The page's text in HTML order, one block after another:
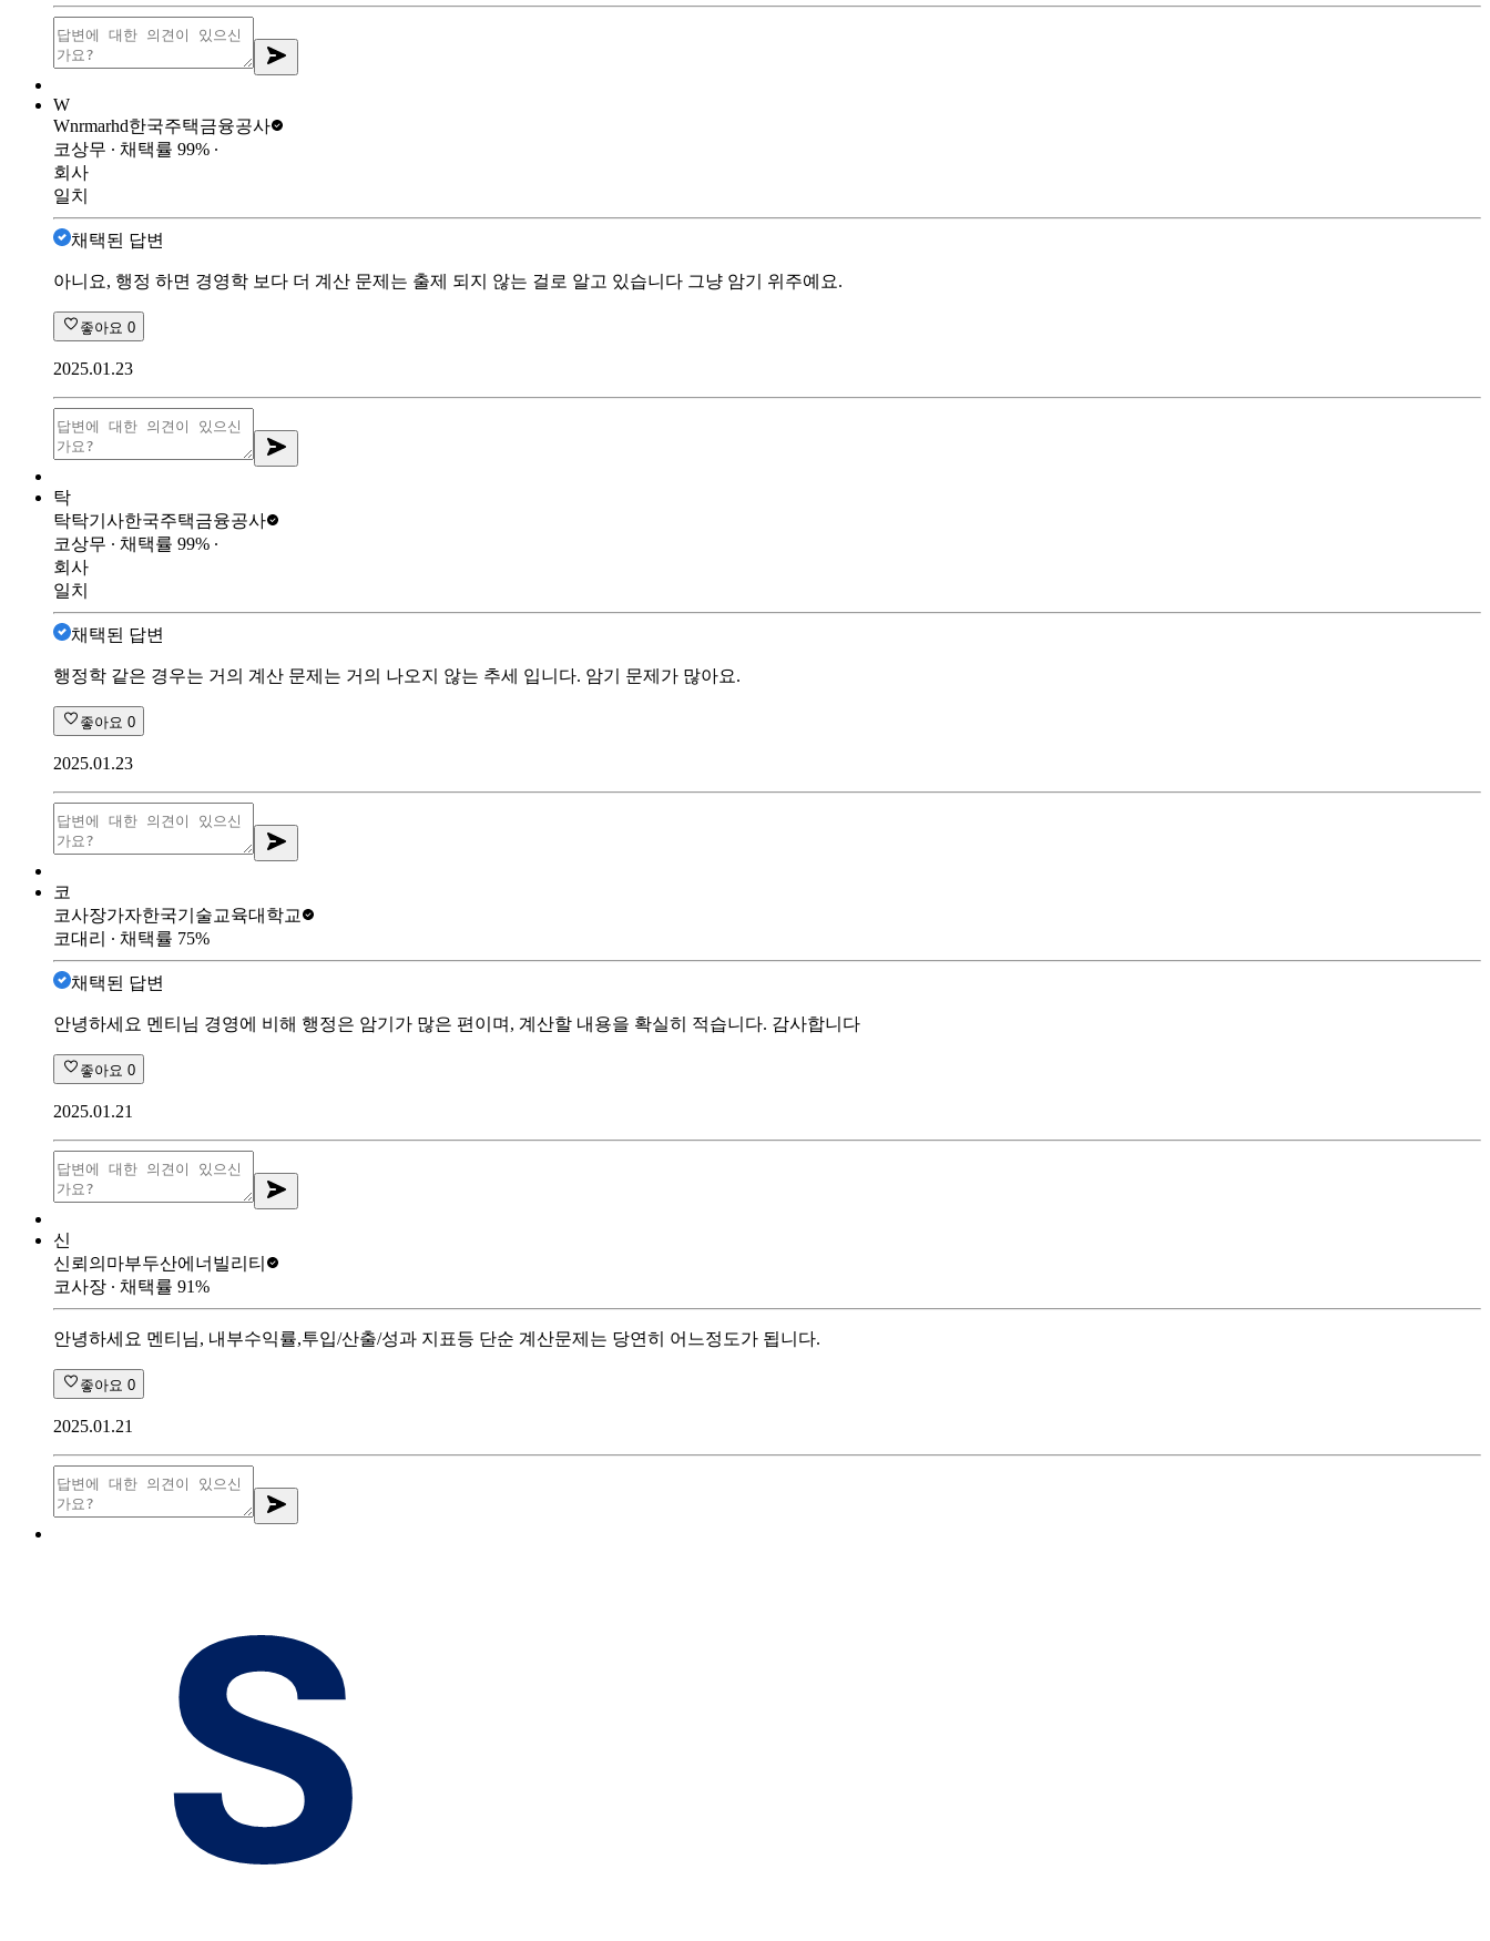
W
Wnrmarhd한국주택금융공사
코상무 ∙ 채택률 99% ∙
회사
일치
채택된 답변
아니요, 행정 하면 경영학 보다 더 계산 문제는 출제 되지 않는 걸로 알고 있습니다 그냥 암기 위주예요.
좋아요 0
2025.01.23
탁
탁탁기사한국주택금융공사
코상무 ∙ 채택률 99% ∙
회사
일치
채택된 답변
행정학 같은 경우는 거의 계산 문제는 거의 나오지 않는 추세 입니다. 암기 문제가 많아요.
좋아요 0
2025.01.23
코
코사장가자한국기술교육대학교
코대리 ∙ 채택률 75%
채택된 답변
안녕하세요 멘티님 경영에 비해 행정은 암기가 많은 편이며, 계산할 내용을 확실히 적습니다. 감사합니다
좋아요 0
2025.01.21
신
신뢰의마부두산에너빌리티
코사장 ∙ 채택률 91%
안녕하세요 멘티님, 내부수익률,투입/산출/성과 지표등 단순 계산문제는 당연히 어느정도가 됩니다.
좋아요 0
2025.01.21